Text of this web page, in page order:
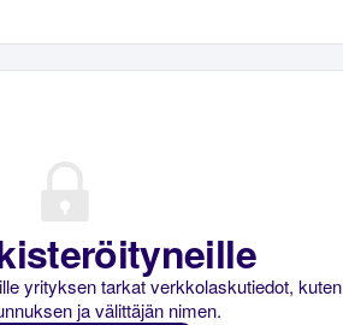
yrityksen tarkat verkkolaskutiedot, kuten
ja välittäjän nimen.